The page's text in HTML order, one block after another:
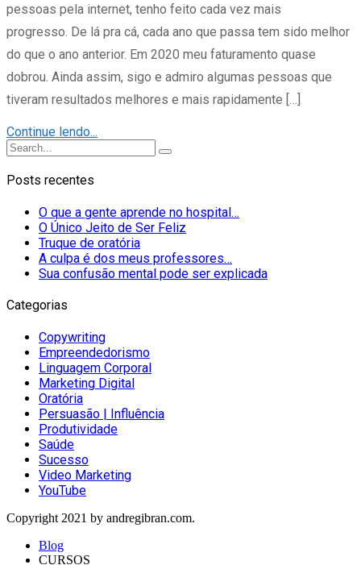
pessoas pela internet, tenho feito cada vez mais
progresso. De lá pra cá, cada ano que passa tem sido melhor
do que o ano anterior. Em 2020 meu faturamento quase
dobrou. Ainda assim, sigo e admiro algumas pessoas que
tiveram resultados melhores e mais rapidamente […]
Continue lendo...
Posts recentes
O que a gente aprende no hospital…
O Único Jeito de Ser Feliz
Truque de oratória
A culpa é dos meus professores…
Sua confusão mental pode ser explicada
Categorias
Copywriting
Empreendedorismo
Linguagem Corporal
Marketing Digital
Oratória
Persuasão | Influência
Produtividade
Saúde
Sucesso
Video Marketing
YouTube
Copyright 2021 by andregibran.com.
Blog
CURSOS